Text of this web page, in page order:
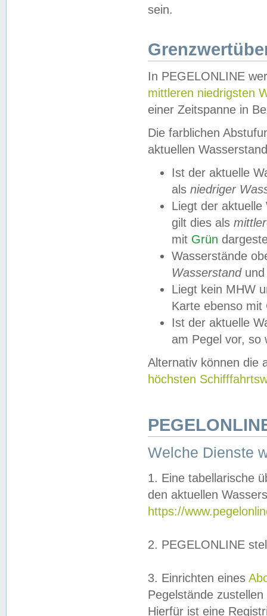
sein.
In PEGELONLINE
mittleren niedrigsten
einer Zeitspanne in
Die farblichen
aktuellen
Ist der aktuelle
als niedriger
Liegt der
gilt dies als
mit Grün
Wasserstände
Wasserstandund
Liegt kein MHW
Karte ebenso mit
Ist der aktuelle
am Pegel vor,
Alternativ können die
höchsten
Welche Dienste
1. Eine tabellarische
den aktuellen
https://
2. PEGELONLINE
3. Einrichten eines
Pegelstände
Hierfür ist eine